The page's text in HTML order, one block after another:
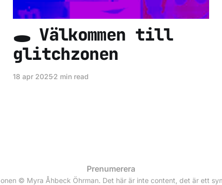
🕳 Välkommen till
glitchzonen
18 apr 20252 min read
Prenumerera
© Myra Åhbeck Öhrman. Det här är inte content, det är ett